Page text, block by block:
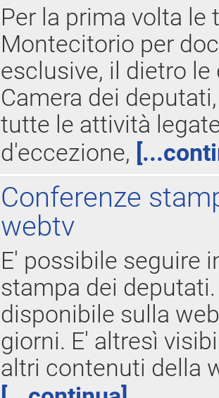
Per la prima volta le
Montecitorio per
esclusive, il dietro
Camera dei
tutte le attività
d'eccezione,
Conferenze
webtv
E' possibile seguire
stampa dei
disponibile sulla
giorni. E' altresì
altri contenuti della